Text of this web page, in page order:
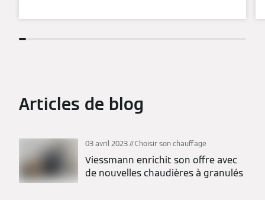
Articles de blog
03 avril 2023 Choisir son chauffage
Viessmann enrichit son offre avec
de nouvelles chaudières à granulés